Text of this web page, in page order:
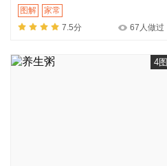
图解
家常
7.5分
67人做过
4图